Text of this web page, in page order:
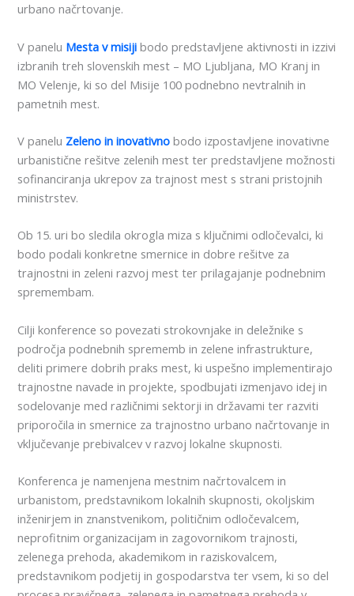
urbano načrtovanje.
V panelu Mesta v misiji bodo predstavljene aktivnosti in izzivi
izbranih treh slovenskih mest – MO Ljubljana, MO Kranj in
MO Velenje, ki so del Misije 100 podnebno nevtralnih in
pametnih mest.
V panelu Zeleno in inovativno bodo izpostavljene inovativne
urbanistične rešitve zelenih mest ter predstavljene možnosti
sofinanciranja ukrepov za trajnost mest s strani pristojnih
ministrstev.
Ob 15. uri bo sledila okrogla miza s ključnimi odločevalci, ki
bodo podali konkretne smernice in dobre rešitve za
trajnostni in zeleni razvoj mest ter prilagajanje podnebnim
spremembam.
Cilji konference so povezati strokovnjake in deležnike s
področja podnebnih sprememb in zelene infrastrukture,
deliti primere dobrih praks mest, ki uspešno implementirajo
trajnostne navade in projekte, spodbujati izmenjavo idej in
sodelovanje med različnimi sektorji in državami ter razviti
priporočila in smernice za trajnostno urbano načrtovanje in
vključevanje prebivalcev v razvoj lokalne skupnosti.
Konferenca je namenjena mestnim načrtovalcem in
urbanistom, predstavnikom lokalnih skupnosti, okoljskim
inženirjem in znanstvenikom, političnim odločevalcem,
neprofitnim organizacijam in zagovornikom trajnosti,
zelenega prehoda, akademikom in raziskovalcem,
predstavnikom podjetij in gospodarstva ter vsem, ki so del